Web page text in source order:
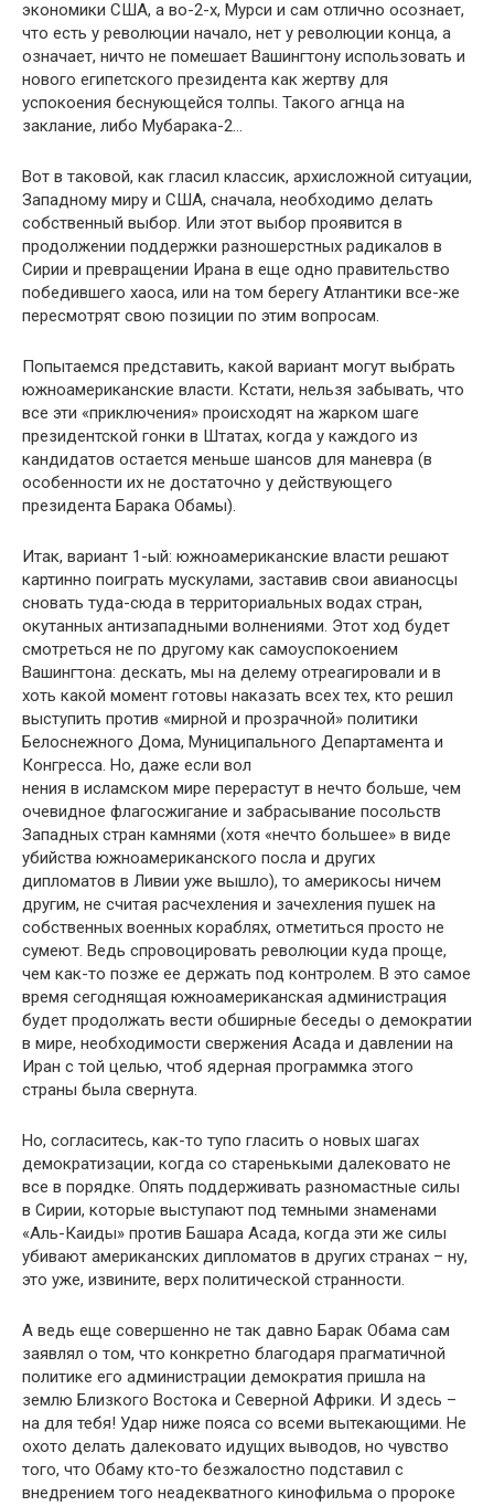
экономики США, а во-2-х, Мурси и сам отлично осознает,
что есть у революции начало, нет у революции конца, а
означает, ничто не помешает Вашингтону использовать и
нового египетского президента как жертву для
успокоения беснующейся толпы. Такого агнца на
заклание, либо Мубарака-2…
Вот в таковой, как гласил классик, архисложной ситуации,
Западному миру и США, сначала, необходимо делать
собственный выбор. Или этот выбор проявится в
продолжении поддержки разношерстных радикалов в
Сирии и превращении Ирана в еще одно правительство
победившего хаоса, или на том берегу Атлантики все-же
пересмотрят свою позиции по этим вопросам.
Попытаемся представить, какой вариант могут выбрать
южноамериканские власти. Кстати, нельзя забывать, что
все эти «приключения» происходят на жарком шаге
президентской гонки в Штатах, когда у каждого из
кандидатов остается меньше шансов для маневра (в
особенности их не достаточно у действующего
президента Барака Обамы).
Итак, вариант 1-ый: южноамериканские власти решают
картинно поиграть мускулами, заставив свои авианосцы
сновать туда-сюда в территориальных водах стран,
окутанных антизападными волнениями. Этот ход будет
смотреться не по другому как самоуспокоением
Вашингтона: дескать, мы на делему отреагировали и в
хоть какой момент готовы наказать всех тех, кто решил
выступить против «мирной и прозрачной» политики
Белоснежного Дома, Муниципального Департамента и
Конгресса. Но, даже если вол
нения в исламском мире перерастут в нечто больше, чем
очевидное флагосжигание и забрасывание посольств
Западных стран камнями (хотя «нечто большее» в виде
убийства южноамериканского посла и других
дипломатов в Ливии уже вышло), то америкосы ничем
другим, не считая расчехления и зачехления пушек на
собственных военных кораблях, отметиться просто не
сумеют. Ведь спровоцировать революции куда проще,
чем как-то позже ее держать под контролем. В это самое
время сегоднящая южноамериканская администрация
будет продолжать вести обширные беседы о демократии
в мире, необходимости свержения Асада и давлении на
Иран с той целью, чтоб ядерная программка этого
страны была свернута.
Но, согласитесь, как-то тупо гласить о новых шагах
демократизации, когда со старенькыми далековато не
все в порядке. Опять поддерживать разномастные силы
в Сирии, которые выступают под темными знаменами
«Аль-Каиды» против Башара Асада, когда эти же силы
убивают американских дипломатов в других странах – ну,
это уже, извините, верх политической странности.
А ведь еще совершенно не так давно Барак Обама сам
заявлял о том, что конкретно благодаря прагматичной
политике его администрации демократия пришла на
землю Близкого Востока и Северной Африки. И здесь –
на для тебя! Удар ниже пояса со всеми вытекающими. Не
охото делать далековато идущих выводов, но чувство
того, что Обаму кто-то безжалостно подставил с
внедрением того неадекватного кинофильма о пророке